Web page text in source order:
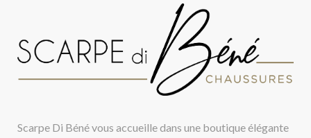
Scarpe Di Béné vous accueille dans une boutique élégante